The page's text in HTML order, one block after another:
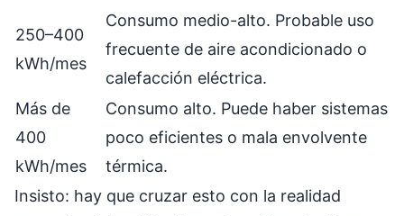
250–400
kWh/mes
Consumo medio-alto. Probable uso
frecuente de aire acondicionado o
calefacción eléctrica.
Más de
400
kWh/mes
Consumo alto. Puede haber sistemas
poco eficientes o mala envolvente
térmica.
Insisto: hay que cruzar esto con la realidad